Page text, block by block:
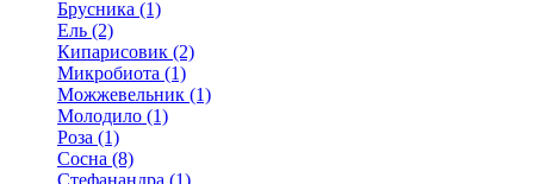
Брусника (1)
Ель (2)
Кипарисовик (2)
Микробиота (1)
Можжевельник (1)
Молодило (1)
Роза (1)
Сосна (8)
Стефанандра (1)